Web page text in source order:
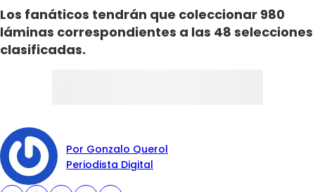
Los fanáticos tendrán que coleccionar 980
láminas correspondientes a las 48 selecciones
clasificadas.
Por Gonzalo Querol
Periodista Digital